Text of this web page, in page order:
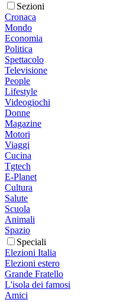
Sezioni
Cronaca
Mondo
Economia
Politica
Spettacolo
Televisione
People
Lifestyle
Videogiochi
Donne
Magazine
Motori
Viaggi
Cucina
Tgtech
E-Planet
Cultura
Salute
Scuola
Animali
Spazio
Speciali
Elezioni Italia
Elezioni estero
Grande Fratello
L'isola dei famosi
Amici